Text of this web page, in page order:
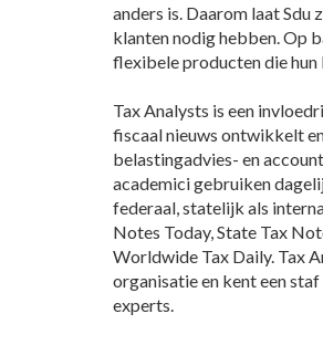
anders is. Daarom laat Sdu
klanten nodig hebben. Op
flexibele producten die
Tax Analysts is een
fiscaal nieuws ontwikkelt
belastingadvies- en
academici gebruiken
federaal, statelijk als
Notes Today, State Tax
Worldwide Tax Daily. Tax
organisatie en kent een
experts.